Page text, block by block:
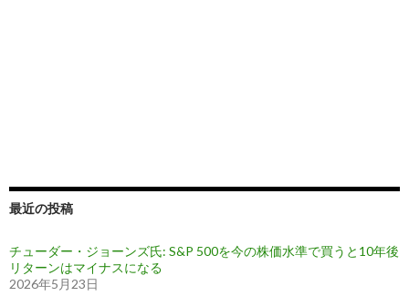
最近の投稿
チューダー・ジョーンズ氏: S&P 500を今の株価水準で買うと10年後
リターンはマイナスになる
2026年5月23日